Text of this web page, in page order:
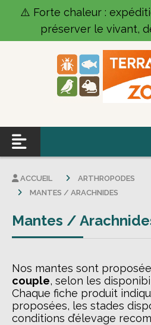
⚠️ Forte chaleur :
préserver le vivant,
ACCUEIL
ARTHROPODES
MANTES / ARACHNIDES
Mantes /
Nos mantes sont
couple, selon les
Chaque fiche produit
proposées, les stades
conditions d’élevage